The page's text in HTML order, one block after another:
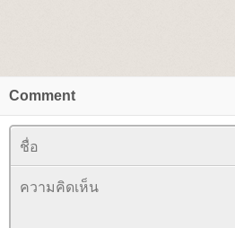
Comment